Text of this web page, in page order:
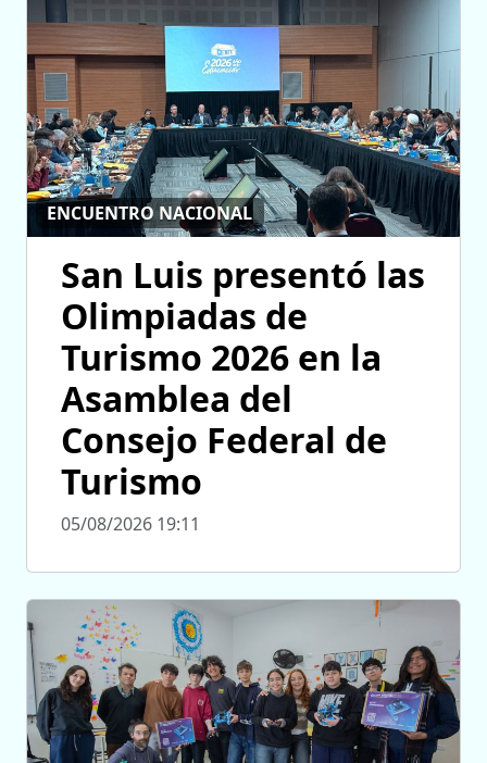
ENCUENTRO NACIONAL
San Luis presentó las
Olimpiadas de
Turismo 2026 en la
Asamblea del
Consejo Federal de
Turismo
05/08/2026 19:11